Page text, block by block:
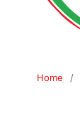
Home